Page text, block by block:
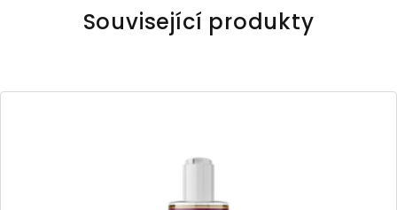
Související produkty